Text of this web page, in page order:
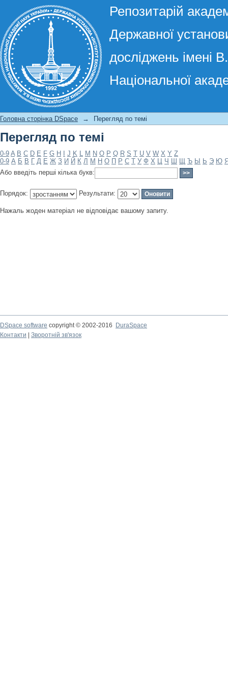
Репозитарій
Державної
досліджень імені
Національної
Перегляд по темі
Головна сторінка DSpace → Перегляд по темі
Перегляд по темі
0-9 A B C D E F G H J K L M N O P Q R S T U V W X Y Z
0-9 А Б В Г Д Е Ж З И Й К Л М Н О П Р С Т У Ф Х Ц Ч Ш Щ Ъ Ы Ь Э Ю
Або введіть перші кілька букв:
Порядок: Результати:
Нажаль жоден матеріал не відповідає вашому запиту.
DSpace software copyright © 2002-2016
DuraSpace
Контакти
Зворотній зв'язок